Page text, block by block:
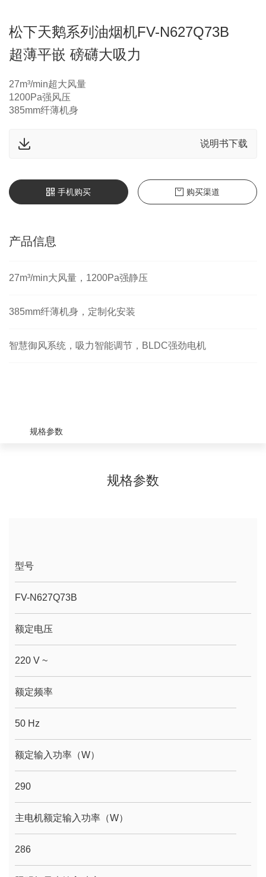
松下天鹅系列油烟机FV-N627Q73B
超薄平嵌 磅礴大吸力
27m³/min超大风量
1200Pa强风压
385mm纤薄机身
说明书下载
手机购买 购买渠道
产品信息
27m³/min大风量，1200Pa强静压
385mm纤薄机身，定制化安装
智慧御风系统，吸力智能调节，BLDC强劲电机
规格参数
规格参数
型号
FV-N627Q73B
额定电压
220 V ~
额定频率
50 Hz
额定输入功率（W）
290
主电机额定输入功率（W）
286